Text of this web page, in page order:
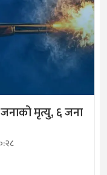
मृत्यु, ६ जना